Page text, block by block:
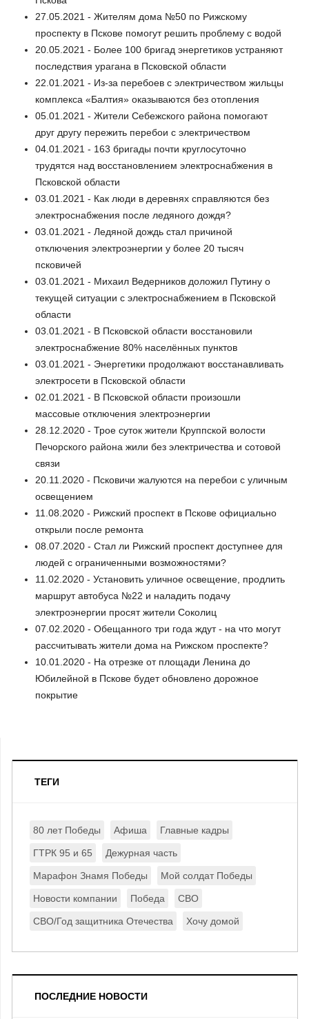
27.05.2021 - Жителям дома №50 по Рижскому
проспекту в Пскове помогут решить проблему с водой
20.05.2021 - Более 100 бригад энергетиков устраняют
последствия урагана в Псковской области
22.01.2021 - Из-за перебоев с электричеством жильцы
комплекса «Балтия» оказываются без отопления
05.01.2021 - Жители Себежского района помогают
друг другу пережить перебои с электричеством
04.01.2021 - 163 бригады почти круглосуточно
трудятся над восстановлением электроснабжения в
Псковской области
03.01.2021 - Как люди в деревнях справляются без
электроснабжения после ледяного дождя?
03.01.2021 - Ледяной дождь стал причиной
отключения электроэнергии у более 20 тысяч
псковичей
03.01.2021 - Михаил Ведерников доложил Путину о
текущей ситуации с электроснабжением в Псковской
области
03.01.2021 - В Псковской области восстановили
электроснабжение 80% населённых пунктов
03.01.2021 - Энергетики продолжают восстанавливать
электросети в Псковской области
02.01.2021 - В Псковской области произошли
массовые отключения электроэнергии
28.12.2020 - Трое суток жители Круппской волости
Печорского района жили без электричества и сотовой
связи
20.11.2020 - Псковичи жалуются на перебои с уличным
освещением
11.08.2020 - Рижский проспект в Пскове официально
открыли после ремонта
08.07.2020 - Стал ли Рижский проспект доступнее для
людей с ограниченными возможностями?
11.02.2020 - Установить уличное освещение, продлить
маршрут автобуса №22 и наладить подачу
электроэнергии просят жители Соколиц
07.02.2020 - Обещанного три года ждут - на что могут
рассчитывать жители дома на Рижском проспекте?
10.01.2020 - На отрезке от площади Ленина до
Юбилейной в Пскове будет обновлено дорожное
покрытие
ТЕГИ
80 лет Победы Афиша Главные кадры
ГТРК 95 и 65 Дежурная часть
Марафон Знамя Победы Мой солдат Победы
Новости компании Победа СВО
СВО/Год защитника Отечества Хочу домой
ПОСЛЕДНИЕ НОВОСТИ